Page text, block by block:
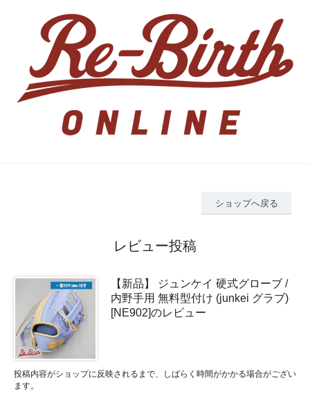
ショップへ戻る
レビュー投稿
【新品】 ジュンケイ 硬式グローブ /
内野手用 無料型付け (junkei グラブ)
[NE902]のレビュー
投稿内容がショップに反映されるまで、しばらく時間がかかる場合がござい
ます。